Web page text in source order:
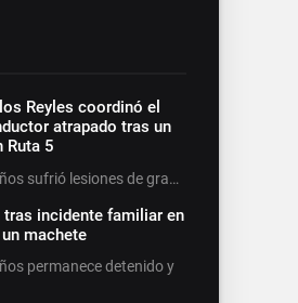
Reyles coordinó el
atrapado tras un
Ruta 5
sufrió lesiones de gra…
tras incidente familiar en
machete
permanece detenido y